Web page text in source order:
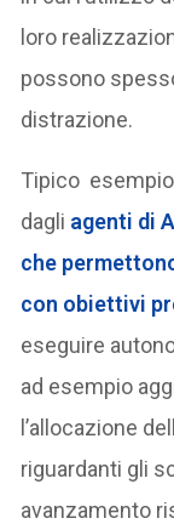
loro
possono
distrazione.
Tipico
dagli agenti di
che
con obiettivi
eseguire
ad esempio
l’allocazione
riguardanti gli
avanzamento